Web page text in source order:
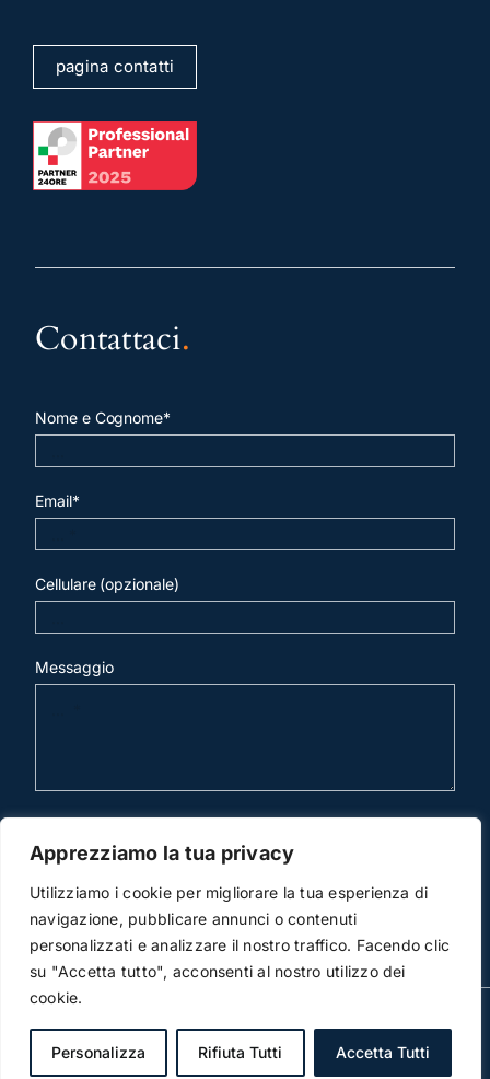
Apprezziamo la tua privacy
Utilizziamo i cookie per migliorare la tua esperienza di
navigazione, pubblicare annunci o contenuti
personalizzati e analizzare il nostro traffico. Facendo clic
su "Accetta tutto", acconsenti al nostro utilizzo dei
cookie.
Personalizza Rifiuta Tutti Accetta Tutti
pagina contatti
Contattaci.
Nome e Cognome*
Email*
Cellulare (opzionale)
Messaggio
invia mail
© Copyright 2012 -2026 | Studio Legale Scicchitano |
All Rights Reserved | Powered by3DWorks